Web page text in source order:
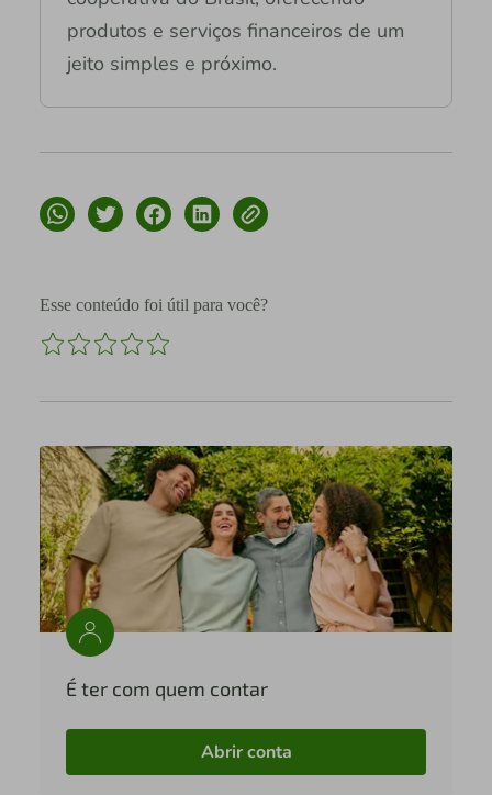
produtos e serviços financeiros de um
jeito simples e próximo.
Esse conteúdo foi útil para você?
É ter com quem contar
Abrir conta